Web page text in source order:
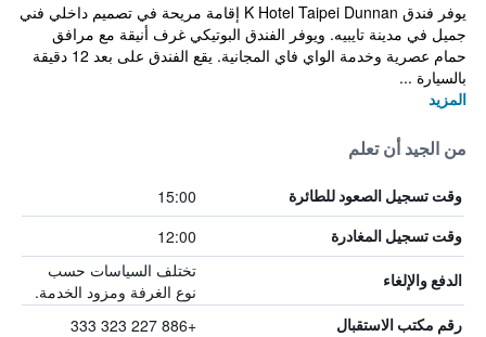
يوفر فندق K Hotel Taipei Dunnan إقامة مريحة في تصميم داخلي فني
جميل في مدينة تايبيه. ويوفر الفندق البوتيكي غرف أنيقة مع مرافق
حمام عصرية وخدمة الواي فاي المجانية. يقع الفندق على بعد 12 دقيقة
بالسيارة ...
المزيد
من الجيد أن تعلم
وقت تسجيل الصعود للطائرة 15:00
وقت تسجيل المغادرة 12:00
الدفع والإلغاء
تختلف السياسات حسب
نوع الغرفة ومزود الخدمة.
رقم مكتب الاستقبال +886 227 323 333